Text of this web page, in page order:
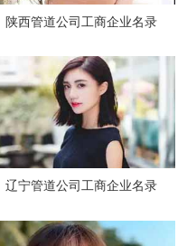
陕西管道公司工商企业名录
辽宁管道公司工商企业名录